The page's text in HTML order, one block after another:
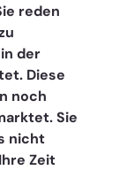
reden
der
Diese
noch
Sie
nicht
Zeit